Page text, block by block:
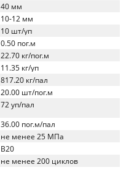
40 мм
10-12 мм
10 шт/уп
0.50 пог.м
22.70 кг/пог.м
11.35 кг/уп
817.20 кг/пал
20.00 шт/пог.м
72 уп/пал
36.00 пог.м/пал
не менее 25 МПа
B20
не менее 200 циклов